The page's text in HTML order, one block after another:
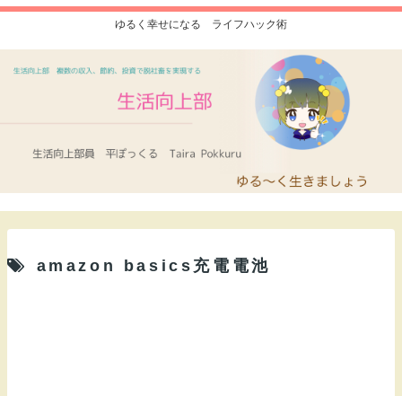
ゆるく幸せになる ライフハック術
amazon basics充電電池